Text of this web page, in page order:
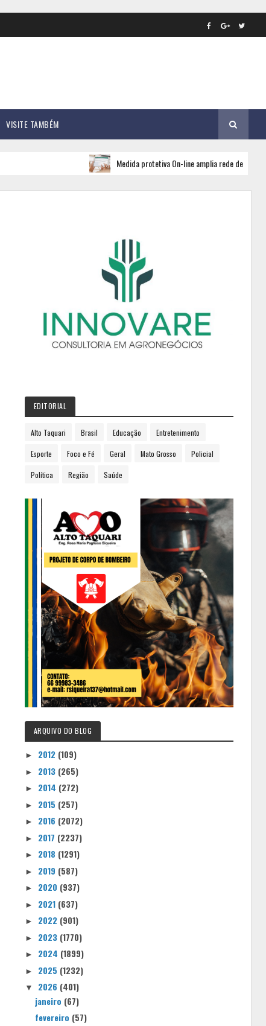
VISITE TAMBÉM
Medida protetiva On-line amplia rede de apoio e
EDITORIAL
Alto Taquari Brasil Educação Entretenimento
Esporte Foco e Fé Geral Mato Grosso Policial
Política Região Saúde
ARQUIVO DO BLOG
► 2012 (109)
► 2013 (265)
► 2014 (272)
► 2015 (257)
► 2016 (2072)
► 2017 (2237)
► 2018 (1291)
► 2019 (587)
► 2020 (937)
► 2021 (637)
► 2022 (901)
► 2023 (1770)
► 2024 (1899)
► 2025 (1232)
▼ 2026 (401)
janeiro (67)
fevereiro (57)